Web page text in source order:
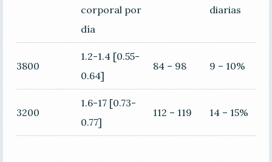
corporal por
día
diarias
3800
1.2-1.4 [0.55-
0.64]
84 – 98 9 – 10%
3200
1.6-17 [0.73-
0.77]
112 – 119 14 – 15%